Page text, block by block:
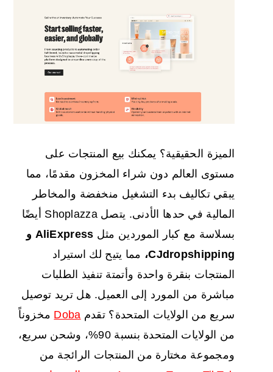
الميزة الحقيقية؟ يمكنك بيع المنتجات على
مستوى العالم دون شراء المخزون مقدمًا، مما
يبقي تكاليف بدء التشغيل منخفضة والمخاطر
المالية في حدها الأدنى. يتصل Shoplazza أيضًا
بسلاسة مع كبار الموردين مثل
AliExpress و
CJdropshipping،
مما يتيح لك استيراد
المنتجات بنقرة واحدة وأتمتة تنفيذ الطلبات
مباشرة من المورد إلى العميل. هل تريد توصيل
سريع من الولايات المتحدة؟ تقدم Doba مخزوناً
من الولايات المتحدة بنسبة 90%، وشحن سريع،
ومجموعة مختارة من المنتجات الرائجة من